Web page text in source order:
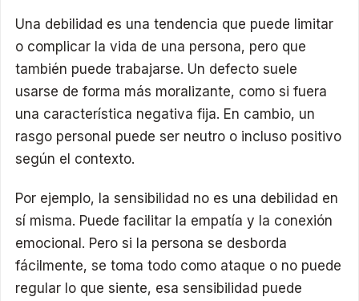
Una debilidad es una tendencia que puede limitar
o complicar la vida de una persona, pero que
también puede trabajarse. Un defecto suele
usarse de forma más moralizante, como si fuera
una característica negativa fija. En cambio, un
rasgo personal puede ser neutro o incluso positivo
según el contexto.
Por ejemplo, la sensibilidad no es una debilidad en
sí misma. Puede facilitar la empatía y la conexión
emocional. Pero si la persona se desborda
fácilmente, se toma todo como ataque o no puede
regular lo que siente, esa sensibilidad puede